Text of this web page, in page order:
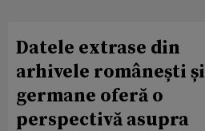
Datele extrase din
arhivele românești și
germane oferă o
perspectivă asupra